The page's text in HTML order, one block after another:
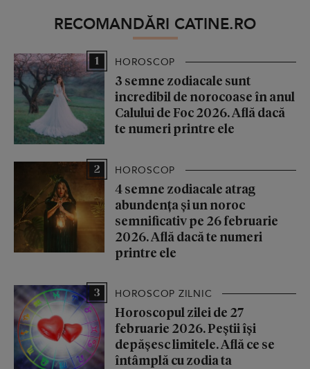
RECOMANDĂRI CATINE.RO
1 HOROSCOP
3 semne zodiacale sunt
incredibil de norocoase în anul
Calului de Foc 2026. Află dacă
te numeri printre ele
2 HOROSCOP
4 semne zodiacale atrag
abundența și un noroc
semnificativ pe 26 februarie
2026. Află dacă te numeri
printre ele
3 HOROSCOP ZILNIC
Horoscopul zilei de 27
februarie 2026. Peștii își
depășesc limitele. Află ce se
întâmplă cu zodia ta